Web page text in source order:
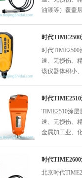
油漆等）覆盖
时代
时代
速、无损伤、
该仪器体积小
时代
TIME2510涂
速、无损伤、
金属加工业、
时代
北京时代